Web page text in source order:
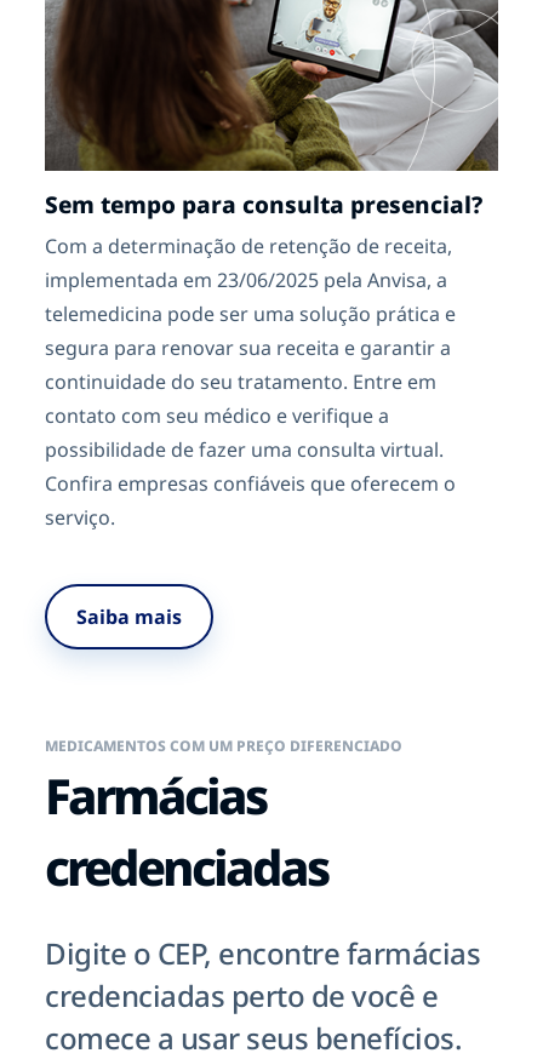
Sem tempo para consulta presencial?
Com a determinação de retenção de receita,
implementada em 23/06/2025 pela Anvisa, a
telemedicina pode ser uma solução prática e
segura para renovar sua receita e garantir a
continuidade do seu tratamento. Entre em
contato com seu médico e verifique a
possibilidade de fazer uma consulta virtual.
Confira empresas confiáveis que oferecem o
serviço.
Saiba mais
MEDICAMENTOS COM UM PREÇO DIFERENCIADO
Farmácias
credenciadas
Digite o CEP, encontre farmácias
credenciadas perto de você e
comece a usar seus benefícios.